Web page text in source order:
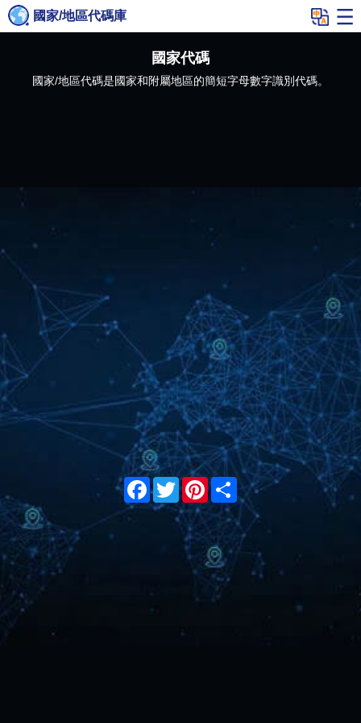
國家/地區代碼庫
國家代碼
國家/地區代碼是國家和附屬地區的簡短字母數字識別代碼。
Facebook
TwitterPinterest
Share